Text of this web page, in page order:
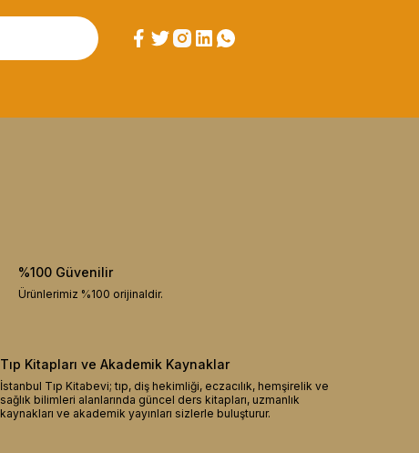
%100 Güvenilir
Ürünlerimiz %100 orijinaldir.
Tıp Kitapları ve Akademik Kaynaklar
İstanbul Tıp Kitabevi; tıp, diş hekimliği, eczacılık, hemşirelik ve
sağlık bilimleri alanlarında güncel ders kitapları, uzmanlık
kaynakları ve akademik yayınları sizlerle buluşturur.